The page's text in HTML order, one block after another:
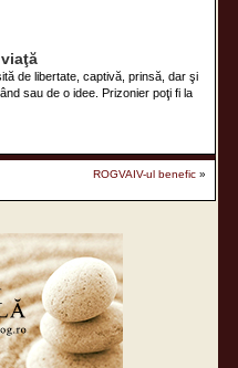
de libertate, captivă, prinsă, dar şi
sau de o idee. Prizonier poţi fi la
ROGVAIV-ul benefic»